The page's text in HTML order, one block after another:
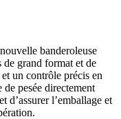
banderoleuse
de grand format et de
un contrôle précis en
pesée directement
d’assurer l’emballage et